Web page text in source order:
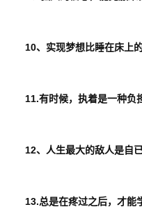
10、实现梦想比睡在床上
11.有时候，执着是一种负
12、人生最大的敌人是自已
13.总是在疼过之后，才能